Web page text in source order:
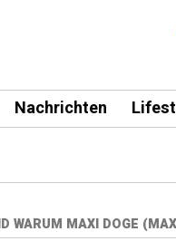
Nachrichten
WARUM MAXI DOGE